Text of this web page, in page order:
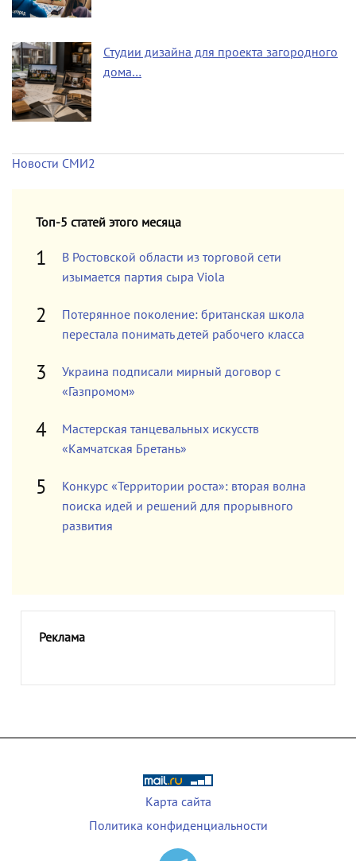
Студии дизайна для проекта загородного
дома…
Новости СМИ2
Топ-5 статей этого месяца
В Ростовской области из торговой сети
изымается партия сыра Viola
Потерянное поколение: британская школа
перестала понимать детей рабочего класса
Украина подписали мирный договор с
«Газпромом»
Мастерская танцевальных искусств
«Камчатская Бретань»
Конкурс «Территории роста»: вторая волна
поиска идей и решений для прорывного
развития
Реклама
Карта сайта
Политика конфиденциальности